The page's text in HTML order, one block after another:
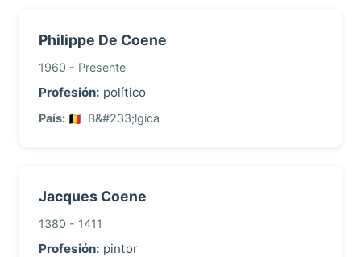
Philippe De Coene
1960 - Presente
Profesión: político
País: B&#233;lgica
Jacques Coene
1380 - 1411
Profesión: pintor